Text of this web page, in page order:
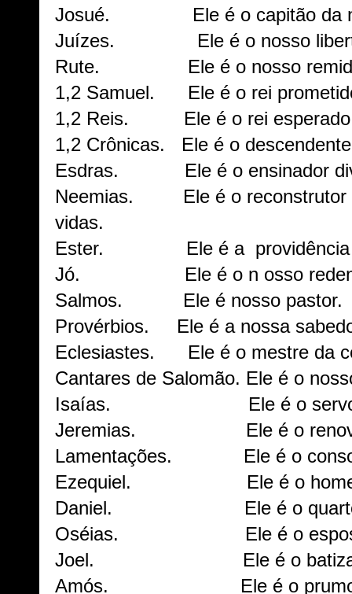
Josué. Ele é o capitão da
Juízes. Ele é o nosso
Rute. Ele é o nosso
1,2 Samuel. Ele é o rei
1,2 Reis. Ele é o rei
1,2 Crônicas. Ele é o
Esdras. Ele é o ensinador
Neemias. Ele é o reconstrutor
vidas.
Ester. Ele é a providência
Jó. Ele é o n osso
Salmos. Ele é nosso pastor.
Provérbios. Ele é a nossa
Eclesiastes. Ele é o mestre da
Cantares de Salomão. Ele é o
Isaías. Ele é o servo
Jeremias. Ele é o
Lamentações. Ele é o
Ezequiel. Ele é o homem
Daniel. Ele é o quarto
Oséias. Ele é o
Joel. Ele é o
Amós. Ele é o